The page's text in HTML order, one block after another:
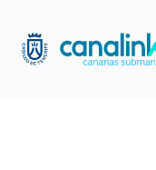
contenido